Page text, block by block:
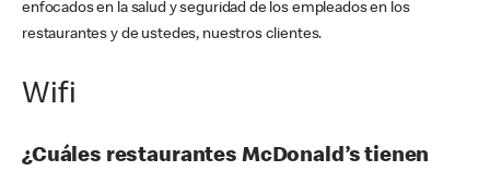
enfocados en la salud y seguridad de los empleados en los
restaurantes y de ustedes, nuestros clientes.
Wifi
¿Cuáles restaurantes McDonald’s tienen